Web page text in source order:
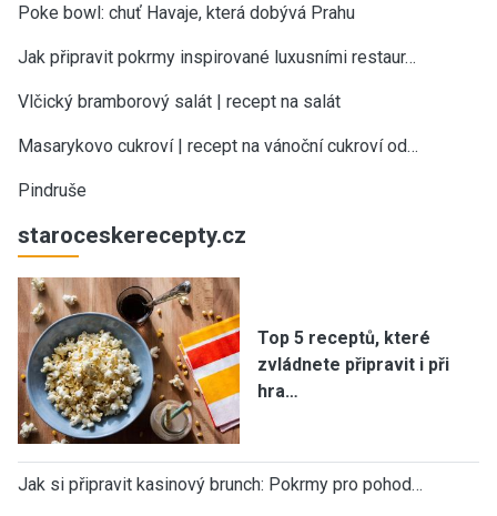
Poke bowl: chuť Havaje, která dobývá Prahu
Jak připravit pokrmy inspirované luxusními restaur…
Vlčický bramborový salát | recept na salát
Masarykovo cukroví | recept na vánoční cukroví od…
Pindruše
staroceskerecepty.cz
Top 5 receptů, které
zvládnete připravit i při
hra…
Jak si připravit kasinový brunch: Pokrmy pro pohod…